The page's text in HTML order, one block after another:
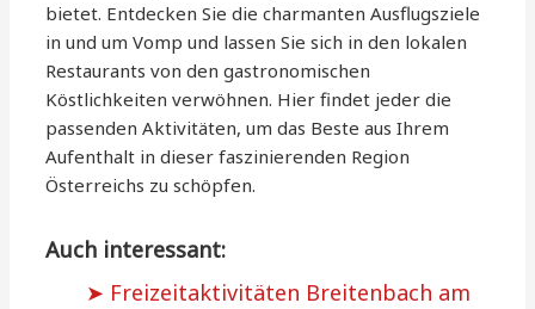
bietet. Entdecken Sie die charmanten Ausflugsziele
in und um Vomp und lassen Sie sich in den lokalen
Restaurants von den gastronomischen
Köstlichkeiten verwöhnen. Hier findet jeder die
passenden Aktivitäten, um das Beste aus Ihrem
Aufenthalt in dieser faszinierenden Region
Österreichs zu schöpfen.
Auch interessant:
Freizeitaktivitäten Breitenbach am